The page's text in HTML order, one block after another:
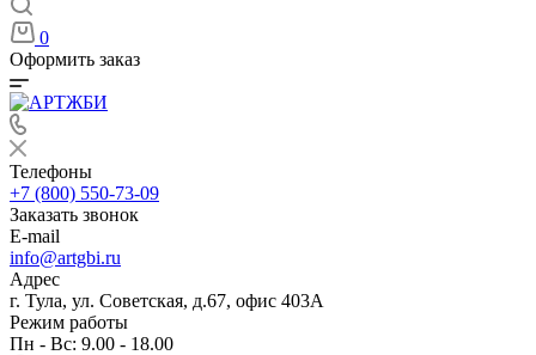
0
Оформить заказ
Телефоны
+7 (800) 550-73-09
Заказать звонок
E-mail
info@artgbi.ru
Адрес
г. Тула, ул. Советская, д.67, офис 403А
Режим работы
Пн - Вс: 9.00 - 18.00